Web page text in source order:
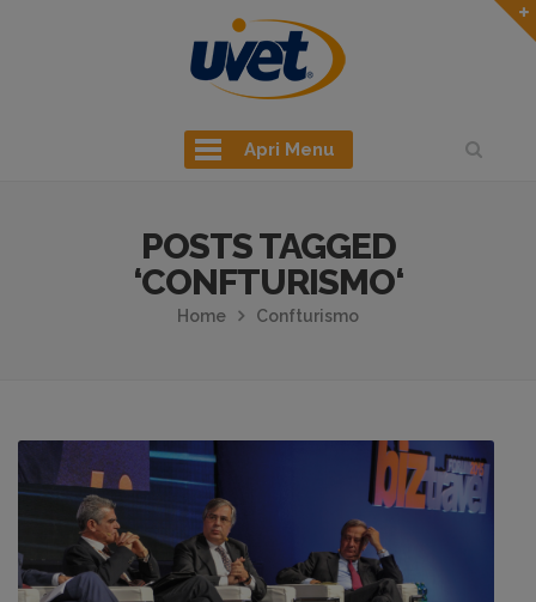
Apri Menu
POSTS TAGGED
‘CONFTURISMO‘
Home Confturismo